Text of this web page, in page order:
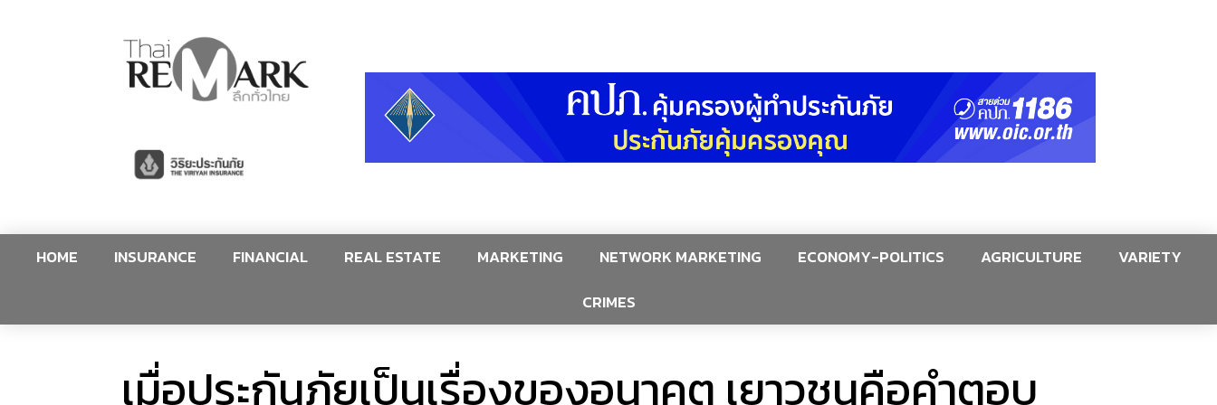
HOME INSURANCE FINANCIAL REAL ESTATE MARKETING NETWORK MARKETING ECONOMY-POLITICS AGRICULTURE
VARIETY
CRIMES
เมื่อประกันภัยเป็นเรื่องของอนาคต เยาวชนคือคำตอบ